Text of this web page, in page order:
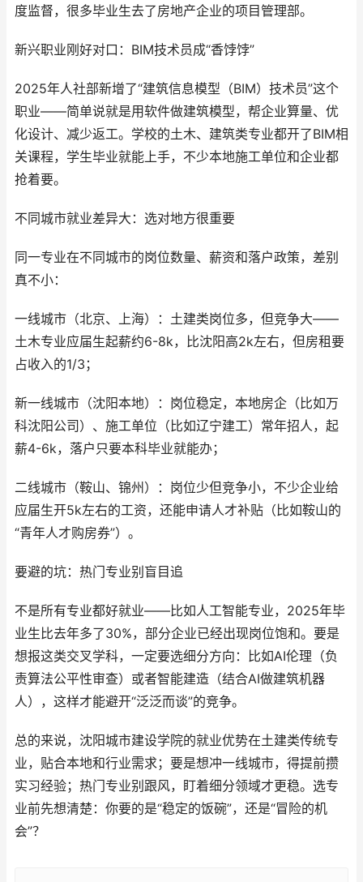
度监督，很多毕业生去了房地产企业的项目管理部。
新兴职业刚好对口：BIM技术员成“香饽饽”
2025年人社部新增了“建筑信息模型（BIM）技术员”这个
职业——简单说就是用软件做建筑模型，帮企业算量、优
化设计、减少返工。学校的土木、建筑类专业都开了BIM相
关课程，学生毕业就能上手，不少本地施工单位和企业都
抢着要。
不同城市就业差异大：选对地方很重要
同一专业在不同城市的岗位数量、薪资和落户政策，差别
真不小：
一线城市（北京、上海）：土建类岗位多，但竞争大——
土木专业应届生起薪约6-8k，比沈阳高2k左右，但房租要
占收入的1/3；
新一线城市（沈阳本地）：岗位稳定，本地房企（比如万
科沈阳公司）、施工单位（比如辽宁建工）常年招人，起
薪4-6k，落户只要本科毕业就能办；
二线城市（鞍山、锦州）：岗位少但竞争小，不少企业给
应届生开5k左右的工资，还能申请人才补贴（比如鞍山的
“青年人才购房券”）。
要避的坑：热门专业别盲目追
不是所有专业都好就业——比如人工智能专业，2025年毕
业生比去年多了30%，部分企业已经出现岗位饱和。要是
想报这类交叉学科，一定要选细分方向：比如AI伦理（负
责算法公平性审查）或者智能建造（结合AI做建筑机器
人），这样才能避开“泛泛而谈”的竞争。
总的来说，沈阳城市建设学院的就业优势在土建类传统专
业，贴合本地和行业需求；要是想冲一线城市，得提前攒
实习经验；热门专业别跟风，盯着细分领域才更稳。选专
业前先想清楚：你要的是“稳定的饭碗”，还是“冒险的机
会”？